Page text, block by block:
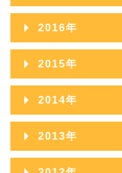
2019年10月
2019年09月
2019年08月
2019年07月
2019年06月
2019年05月
2018年11月
2018年10月
2018年09月
2018年08月
2018年07月
2018年06月
2017年12月
2017年11月
2017年10月
2017年09月
2017年08月
2017年07月
2016年
2016年12月
2016年11月
2016年10月
2016年09月
2015年
2015年12月
2015年11月
2015年10月
2014年
2014年12月
2014年11月
2013年
2013年12月